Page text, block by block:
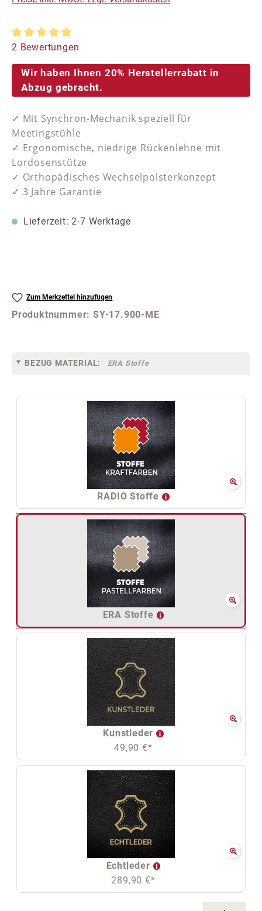
Durchschnittliche Bewertung von 5 von 5 Sternen
2 Bewertungen
Wir haben Ihnen 20% Herstellerrabatt in
Abzug gebracht.
✓ Mit Synchron-Mechanik speziell für
Meetingstühle
✓ Ergonomische, niedrige Rückenlehne mit
Lordosenstütze
✓ Orthopädisches Wechselpolsterkonzept
✓ 3 Jahre Garantie
Lieferzeit: 2-7 Werktage
Zum Merkzettel hinzufügen
Produktnummer:SY-17.900-ME
BEZUG MATERIAL: ERA Stoffe
RADIO Stoffe
ERA Stoffe
Kunstleder
49,90 €*
Echtleder
289,90 €*